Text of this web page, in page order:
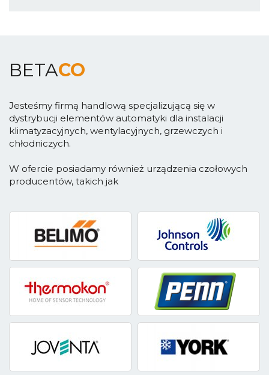
BETACO
Jesteśmy firmą handlową specjalizującą się w
dystrybucji elementów automatyki dla instalacji
klimatyzacyjnych, wentylacyjnych, grzewczych i
chłodniczych.
W ofercie posiadamy również urządzenia czołowych
producentów, takich jak